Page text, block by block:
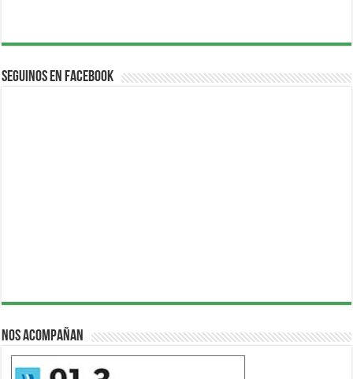
Seguinos en Facebook
Nos acompañan